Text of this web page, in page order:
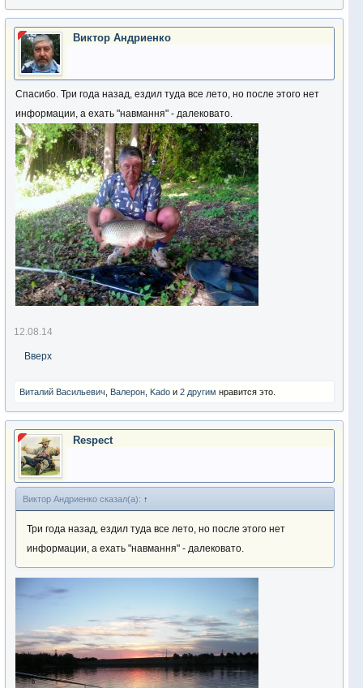
Виктор Андриенко
Спасибо. Три года назад, ездил туда все лето, но после этого нет
информации, а ехать "навмання" - далековато.
12.08.14
Вверх
Виталий Васильевич Валерон Kado и 2 другим нравится это.
Respect
Виктор Андриенко сказал(а): ↑
Три года назад, ездил туда все лето, но после этого нет
информации, а ехать "навмання" - далековато.